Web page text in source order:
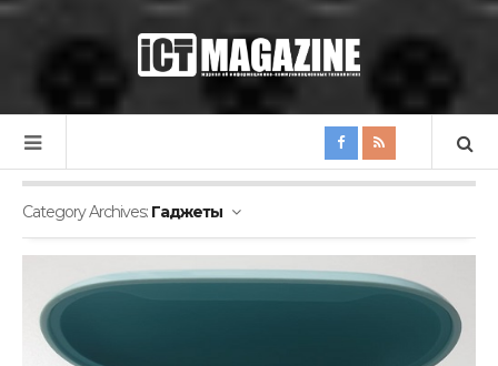
Category Archives: Гаджеты